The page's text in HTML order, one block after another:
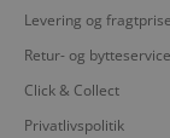
Levering og
Retur- og bytteservice
Click & Collect
Privatlivspolitik